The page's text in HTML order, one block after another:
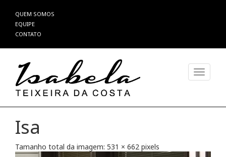
Pular
para
o
QUEM SOMOS
EQUIPE
CONTATO
Isa
Tamanho total da imagem: 531 × 662 pixels